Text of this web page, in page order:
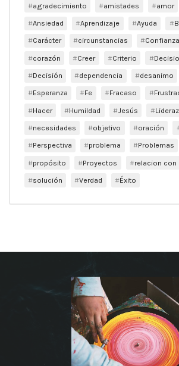
agradecimiento amistades amor
Ansiedad
Aprendizaje Ayuda
Carácter
circunstancias Confianza
corazón
Creer Criterio
Decisión
dependencia desanimo
Esperanza
Fe Fracaso
Hacer
Humildad Jesús
necesidades
objetivo oración
Perspectiva
problema Problemas
propósito
Proyectos relacion con
solución
Verdad Éxito